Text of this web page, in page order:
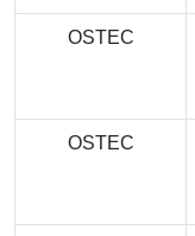
OSTEC
OSTEC